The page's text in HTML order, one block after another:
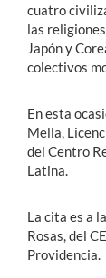
cuatro
las
Japón y
colectivos
En esta
Mella,
del Centro
Latina.
La cita es a
Rosas, del
Providencia.